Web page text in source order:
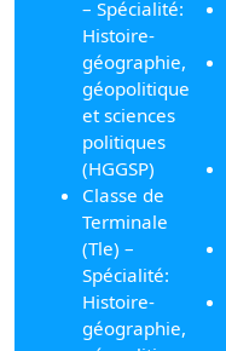
– Spécialité:
Histoire-
géographie,
géopolitique
et sciences
politiques
(HGGSP)
Classe de
Terminale
(Tle) –
Spécialité:
Histoire-
géographie,